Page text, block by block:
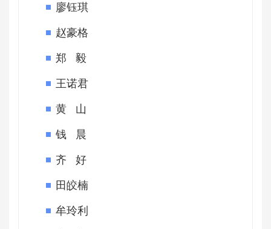
廖钰琪
赵豪格
郑 毅
王诺君
黄 山
钱 晨
齐 好
田皎楠
牟玲利